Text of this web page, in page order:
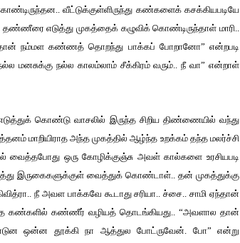
வீட்டுக்குள்ளிருந்து கண்களைக் கசக்கியபடியே
தண்ணீரை எடுத்து முகத்தைக் கழுவிக் கொண்டிருந்தாள் மாரி..
நம்மள கண்ணத் தொறந்து பாக்கப் போறானோ” என்றபடி
மனசுக்கு நல்ல காலம்லாம் சீக்கிரம் வரும்.. நீ வா” என்றாள்
கொண்டு வாசலில் இருந்த சிறிய திண்ணையில் வந்து
மாறியிராத அந்த முகத்தில் ஆழ்ந்த உறக்கம் தந்த மலர்ச்சி
வைத்தபோது ஒரு கோழிக்குஞ்சு அவள் கால்களை உரசியபடி
இருகைகளுக்குள் வைத்துக் கொண்டாள்.. தன் முகத்துக்கு
நீ அவள பாக்கவே கூடாது சரியா.. ச்சை.. சாமி ஏந்தான்
கண்களில் கண்ணீர் வழியத் தொடங்கியது.. “அவளால தான்
ஒன்ன தூக்கி நா ஆத்துல போட்ருவேன். போ” என்று